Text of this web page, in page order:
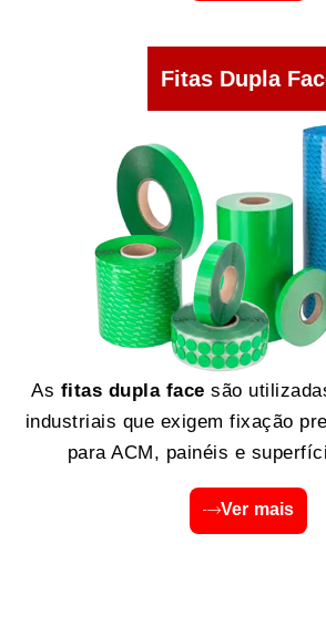
Fitas Dupla
As fitas dupla face são
industriais que exigem fixação
para ACM, painéis e
Ver mais